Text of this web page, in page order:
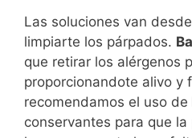
Las soluciones van desde
limpiarte los párpados.
que retirar los alérgenos
proporcionandote alivo y
recomendamos el uso de
conservantes para que